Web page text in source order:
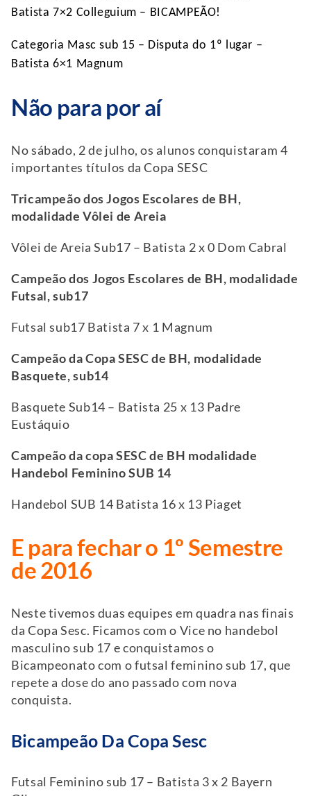
Batista 7×2 Colleguium – BICAMPEÃO!
Categoria Masc sub 15 – Disputa do 1º lugar –
Batista 6×1 Magnum
Não para por aí
No sábado, 2 de julho, os alunos conquistaram 4
importantes títulos da Copa SESC
Tricampeão dos Jogos Escolares de BH,
modalidade Vôlei de Areia
Vôlei de Areia Sub17 – Batista 2 x 0 Dom Cabral
Campeão dos Jogos Escolares de BH, modalidade
Futsal, sub17
Futsal sub17 Batista 7 x 1 Magnum
Campeão da Copa SESC de BH, modalidade
Basquete, sub14
Basquete Sub14 – Batista 25 x 13 Padre
Eustáquio
Campeão da copa SESC de BH modalidade
Handebol Feminino SUB 14
Handebol SUB 14 Batista 16 x 13 Piaget
E para fechar o 1º Semestre
de 2016
Neste tivemos duas equipes em quadra nas finais
da Copa Sesc. Ficamos com o Vice no handebol
masculino sub 17 e conquistamos o
Bicampeonato com o futsal feminino sub 17, que
repete a dose do ano passado com nova
conquista.
Bicampeão Da Copa Sesc
Futsal Feminino sub 17 – Batista 3 x 2 Bayern